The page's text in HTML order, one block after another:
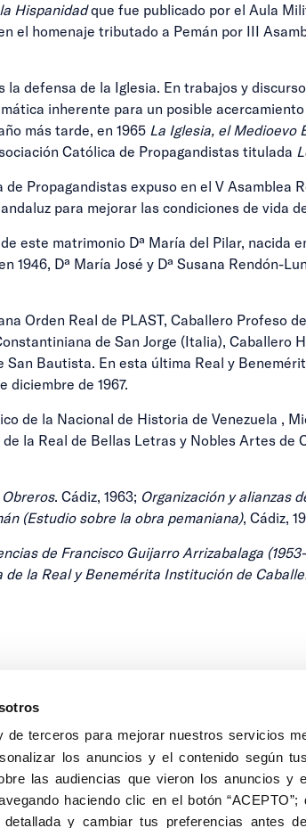
de terceros para mejorar nuestros servicios
los anuncios y el contenido según
las audiencias que vieron los anuncios y
haciendo clic en el botón “ACEPTO”;
y cambiar tus preferencias antes
Hispanidadque fue publicado por el Aula
el homenaje tributado a Pemán por III
defensa de la Iglesia. En trabajos y
inherente para un posible
más tarde, en 1965 La Iglesia, el Medioevo
Católica de Propagandistas titulada
Propagandistas expuso en el V Asamblea
para mejorar las condiciones de vida
este matrimonio Dª María del Pilar, nacida
1946, Dª María José y Dª Susana Rendón-
Orden Real de PLAST, Caballero Profeso
de San Jorge (Italia), Caballero
Bautista. En esta última Real y
diciembre de 1967.
de la Nacional de Historia de Venezuela ,
la Real de Bellas Letras y Nobles Artes de
. Cádiz, 1963; Organización y alianzas
(Estudio sobre la obra pemaniana), Cádiz,
de Francisco Guijarro Arrizabalaga
de la Real y Benemérita Institución de
Aviso Legal